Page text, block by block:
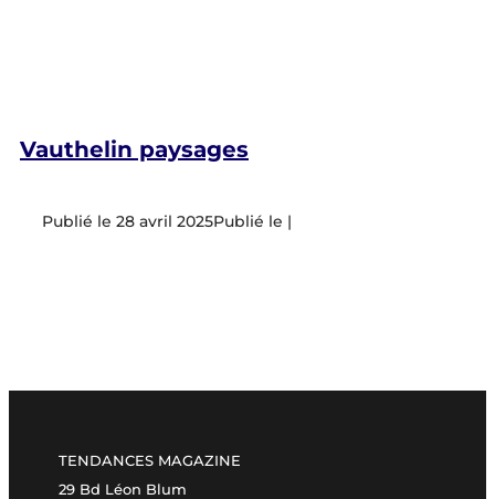
Devenir annonceur
Teamiz
Vauthelin paysages
28 avril 2025 |
TENDANCES MAGAZINE
29 Bd Léon Blum